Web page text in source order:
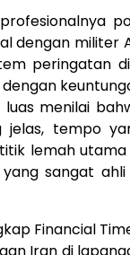
dengan militer
peringatan
menilai
jelas, tempo
lemah
sangat
Financial